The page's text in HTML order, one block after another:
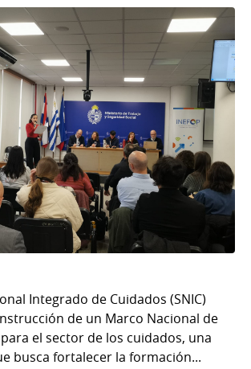
Integrado de Cuidados (SNIC)
de un Marco Nacional de
el sector de los cuidados, una
busca fortalecer la formación...